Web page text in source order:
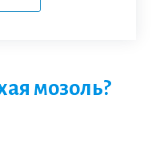
мозоль?